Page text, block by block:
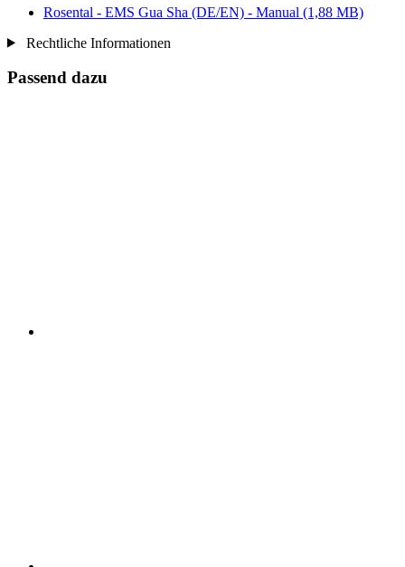
Rosental - EMS Gua Sha (DE/EN) - Manual (1,88 MB)
Rechtliche Informationen
Passend dazu